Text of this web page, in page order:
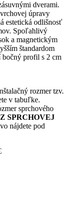
dverami.
úpravy
estetická odlišnosť
Spoľahlivý
a magnetickým
štandardom
bočný profil s 2 cm
rozmer tzv.
v tabuľke.
sprchového
SPRCHOVEJ
nájdete pod